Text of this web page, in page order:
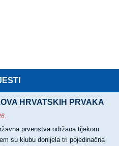
HRVATSKIH PRVAKA
prvenstva održana tijekom
su klubu donijela tri pojedinačna